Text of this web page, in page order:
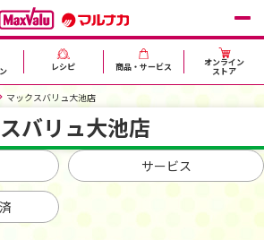
レシピ 商品・サービス オンライン
ストア
マックスバリュ大池店
バリュ大池店
サービス